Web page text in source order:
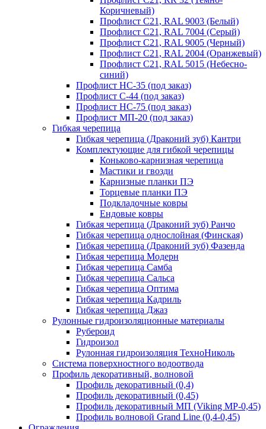
Коричневый)
Профлист С21, RAL 9003 (Белый)
Профлист С21, RAL 7004 (Серый)
Профлист С21, RAL 9005 (Черный)
Профлист С21, RAL 2004 (Оранжевый)
Профлист С21, RAL 5015 (Небесно-
синий)
Профлист НС-35 (под заказ)
Профлист С-44 (под заказ)
Профлист НС-75 (под заказ)
Профлист МП-20 (под заказ)
Гибкая черепица
Гибкая черепица (Драконий зуб) Кантри
Комплектующие для гибкой черепицы
Коньково-карнизная черепица
Мастики и гвозди
Карнизные планки ПЭ
Торцевые планки ПЭ
Подкладочные ковры
Ендовые ковры
Гибкая черепица (Драконий зуб) Ранчо
Гибкая черепица однослойная (Финская)
Гибкая черепица (Драконий зуб) Фазенда
Гибкая черепица Модерн
Гибкая черепица Самба
Гибкая черепица Сальса
Гибкая черепица Оптима
Гибкая черепица Кадриль
Гибкая черепица Джаз
Рулонные гидроизоляционные материалы
Рубероид
Гидроизол
Рулонная гидроизоляция ТехноНиколь
Система поверхностного водоотвода
Профиль декоративный, волновой
Профиль декоративный (0,4)
Профиль декоративный (0,45)
Профиль декоративный МП (Viking MP-0,45)
Профиль волновой Grand Line (0,4-0,45)